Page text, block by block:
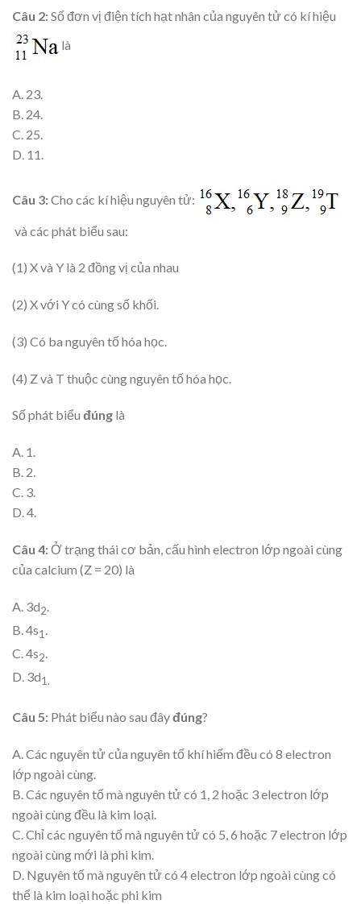
Câu 2:Số đơn vị điện tích hạt nhân của nguyên tử có kí hiệu
là
A. 23.
B. 24.
C. 25.
D. 11.
Câu 3:Cho các kí hiệu nguyên tử:
và các phát biểu sau:
(1) X và Y là 2 đồng vị của nhau
(2) X với Y có cùng số khối.
(3) Có ba nguyên tố hóa học.
(4) Z và T thuộc cùng nguyên tố hóa học.
Số phát biểu đúng là
A. 1.
B. 2.
C. 3.
D. 4.
Câu 4:Ở trạng thái cơ bản, cấu hình electron lớp ngoài cùng
của calcium (Z = 20) là
A. 3d2.
B. 4s1.
C. 4s2.
D. 3d1.
Câu 5: Phát biểu nào sau đâyđúng?
A. Các nguyên tử của nguyên tố khí hiếm đều có 8 electron
lớp ngoài cùng.
B. Các nguyên tố mà nguyên tử có 1, 2 hoặc 3 electron lớp
ngoài cùng đều là kim loại.
C. Chỉ các nguyên tố mà nguyên tử có 5, 6 hoặc 7 electron lớp
ngoài cùng mới là phi kim.
D. Nguyên tố mà nguyên tử có 4 electron lớp ngoài cùng có
thể là kim loại hoặc phi kim